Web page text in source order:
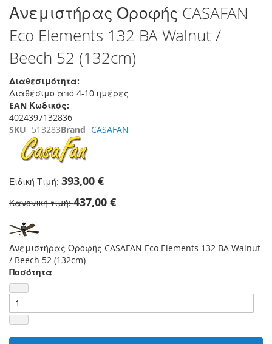
Μετάβαση
στην
αρχή
της
συλλογής
εικόνων
Ανεμιστήρας Οροφής CASAFAN
Eco Elements 132 BA Walnut /
Beech 52 (132cm)
Διαθεσιμότητα:
Διαθέσιμο από 4-10 ημέρες
EAN Κωδικός:
4024397132836
SKU 513283Brand CASAFAN
Ειδική Τιμή 393,00 €
Κανονική τιμή 437,00 €
Ανεμιστήρας Οροφής CASAFAN Eco Elements 132 BA Walnut
/ Beech 52 (132cm)
Ποσότητα